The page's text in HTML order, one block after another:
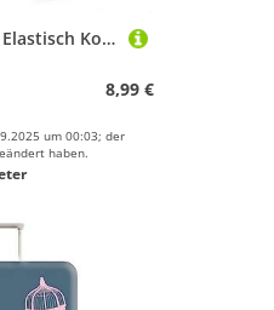
Kofferschutzhülle Elastisch Kofferhülle 18-32 Zoll, Mateju Strand-Szenerie Gepäck Cover Reisekoffer Hülle Trolley Case Schutzhülle Luggage Cover Waschbare Staubdichte Kofferbezug (XL,Kokosnussbaum)
8,99 €
um 00:03; der
haben.